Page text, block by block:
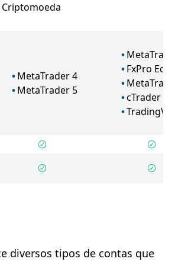
Criptomoeda
MetaTrader 4
MetaTrader 5
FxPro
cTrader
diversos tipos de contas que